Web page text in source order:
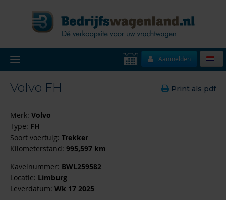
Aanmelden
Volvo FH Print als pdf
Merk: Volvo
Type: FH
Soort voertuig: Trekker
Kilometerstand: 995,597 km
Kavelnummer: BWL259582
Locatie: Limburg
Leverdatum: Wk 17 2025